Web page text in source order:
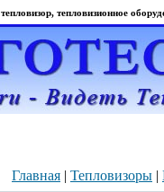
тепловизор, тепловизионное
Главная | Тепловизоры |